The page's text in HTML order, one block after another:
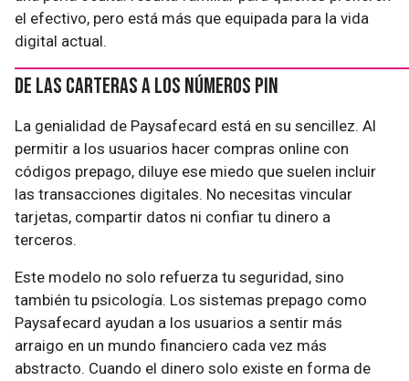
el efectivo, pero está más que equipada para la vida
digital actual.
De las carteras a los números PIN
La genialidad de Paysafecard está en su sencillez. Al
permitir a los usuarios hacer compras online con
códigos prepago, diluye ese miedo que suelen incluir
las transacciones digitales. No necesitas vincular
tarjetas, compartir datos ni confiar tu dinero a
terceros.
Este modelo no solo refuerza tu seguridad, sino
también tu psicología. Los sistemas prepago como
Paysafecard ayudan a los usuarios a sentir más
arraigo en un mundo financiero cada vez más
abstracto. Cuando el dinero solo existe en forma de